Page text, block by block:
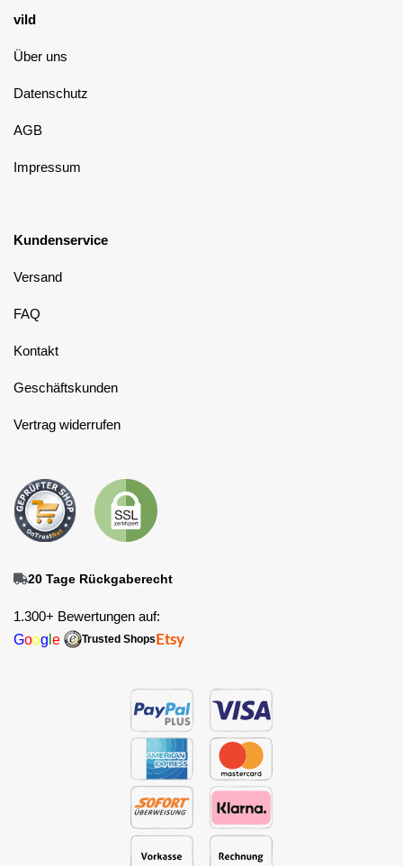
vild
Über uns
Datenschutz
AGB
Impressum
Kundenservice
Versand
FAQ
Kontakt
Geschäftskunden
Vertrag widerrufen
20 Tage Rückgaberecht
1.300+ Bewertungen auf:
Goog e Trusted Shops Etsy